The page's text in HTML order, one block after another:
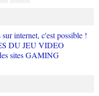
internet, c'est possible !
DU JEU VIDEO
sites GAMING